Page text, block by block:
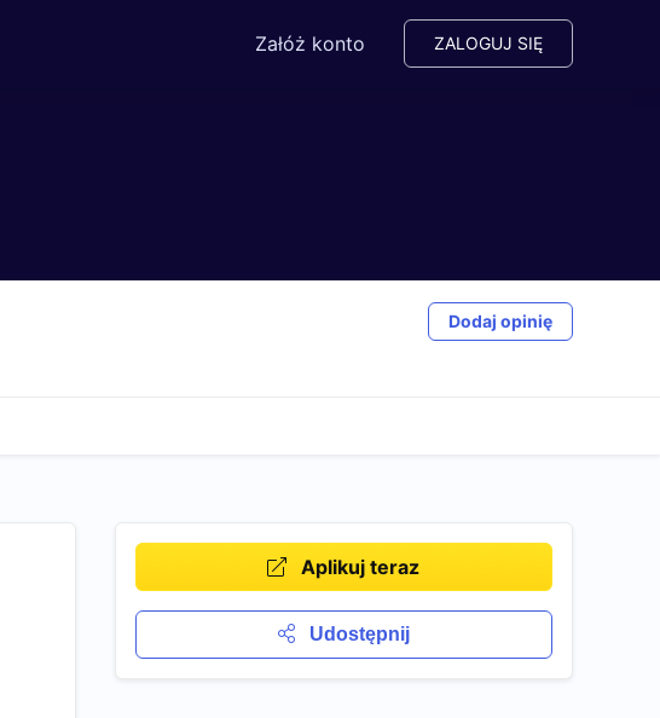
Załóż konto ZALOGUJ SIĘ
Dodaj opinię
Aplikuj teraz
Udostępnij